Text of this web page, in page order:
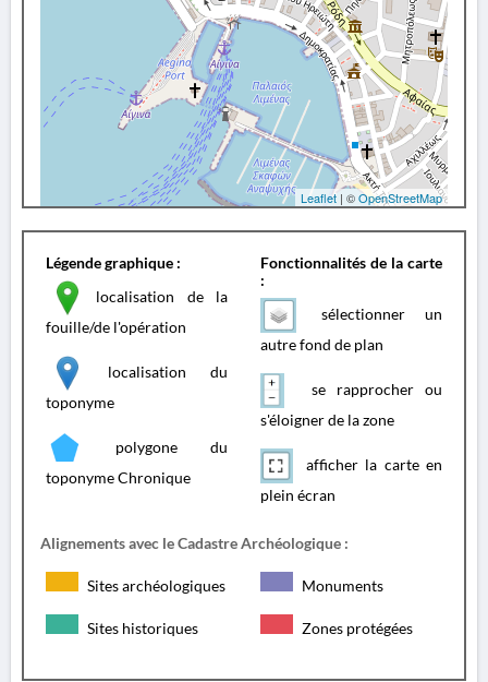
Leaflet | ©OpenStreetMap
Légende graphique :
localisation de la
fouille/de l'opération
localisation du
toponyme
polygone du
toponyme Chronique
Fonctionnalités de la carte
:
sélectionner un
autre fond de plan
se rapprocher ou
s'éloigner de la zone
afficher la carte en
plein écran
Alignements avec le Cadastre Archéologique :
Sites archéologiques Monuments
Sites historiques Zones protégées